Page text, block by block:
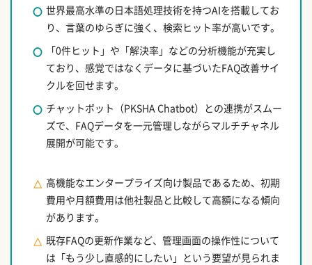
世界最高水準の日本語処理技術を持つAIを搭載してお
り、言葉のゆらぎに強く、検索ヒット率が高いです。
「0件ヒット」や「解決率」などの分析機能が充実し
ており、感覚ではなくデータに基づいたFAQ改善サイ
クルを回せます。
チャットボット（PKSHA Chatbot）との連携がスムー
ズで、FAQデータを一元管理しながらマルチチャネル
展開が可能です。
高機能なエンタープライズ向け製品であるため、初期
費用や月額費用は他社製品と比較して高額になる傾向
があります。
既存FAQの更新作業など、管理画面の操作性について
は「もう少し直感的にしたい」という要望が見られま